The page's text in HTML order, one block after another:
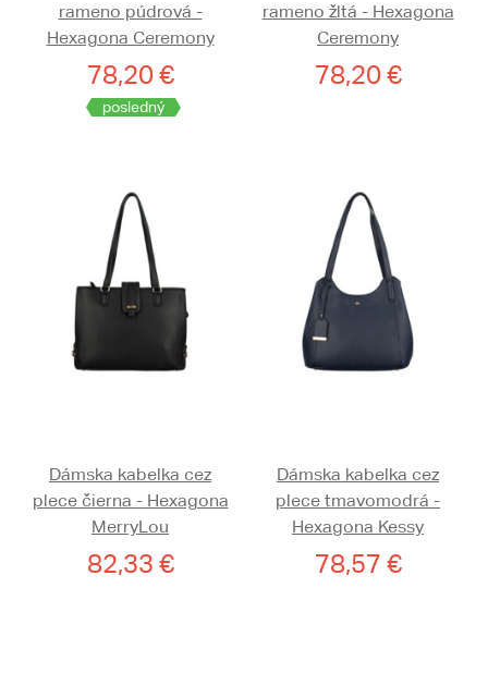
rameno púdrová -
Hexagona Ceremony
78,20 €
posledný
rameno žltá - Hexagona
Ceremony
78,20 €
Dámska kabelka cez
plece čierna - Hexagona
MerryLou
82,33 €
Dámska kabelka cez
plece tmavomodrá -
Hexagona Kessy
78,57 €